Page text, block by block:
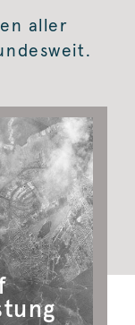
aller